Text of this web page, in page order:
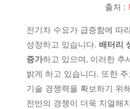
출처 :
전기차 수요가 급증함에 따
성장하고 있습니다. 배터리
증가하고 있으며, 이러한 추
밝게 하고 있습니다. 또한
기술 경쟁력을 확보하기 위
전반의 경쟁이 더욱 치열해